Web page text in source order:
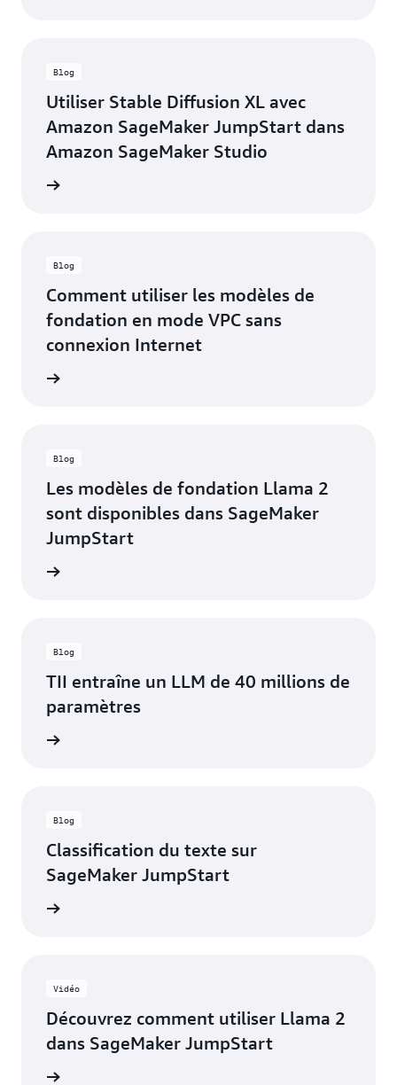
Blog
Utiliser Stable Diffusion XL avec
Amazon SageMaker JumpStart dans
Amazon SageMaker Studio
Blog
Comment utiliser les modèles de
fondation en mode VPC sans
connexion Internet
Blog
Les modèles de fondation Llama 2
sont disponibles dans SageMaker
JumpStart
Blog
TII entraîne un LLM de 40 millions de
paramètres
Blog
Classification du texte sur
SageMaker JumpStart
Vidéo
Découvrez comment utiliser Llama 2
dans SageMaker JumpStart